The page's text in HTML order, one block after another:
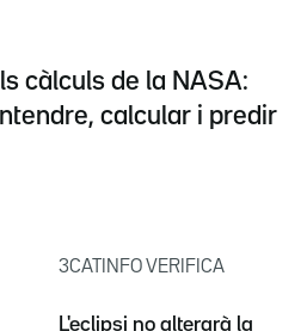
càlculs de la NASA:
calcular i predir
3CATINFO VERIFICA
L'eclipsi no alterarà la